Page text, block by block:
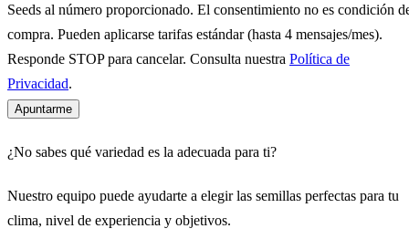
Seeds al número proporcionado. El consentimiento no es condición
compra. Pueden aplicarse tarifas estándar (hasta 4 mensajes/mes).
Responde STOP para cancelar. Consulta nuestra Política de
Privacidad.
Apuntarme
¿No sabes qué variedad es la adecuada para ti?
Nuestro equipo puede ayudarte a elegir las semillas perfectas para tu
clima, nivel de experiencia y objetivos.